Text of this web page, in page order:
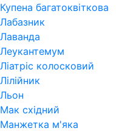
Купена багатоквіткова
Лабазник
Лаванда
Леукантемум
Ліатріс колосковий
Лілійник
Льон
Мак східний
Манжетка м'яка